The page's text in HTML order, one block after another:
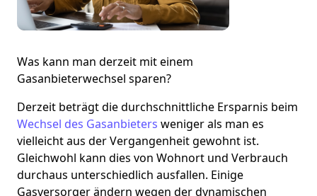
Was kann man derzeit mit einem
Gasanbieterwechsel sparen?
Derzeit beträgt die durchschnittliche Ersparnis beim
Wechsel des Gasanbieters weniger als man es
vielleicht aus der Vergangenheit gewohnt ist.
Gleichwohl kann dies von Wohnort und Verbrauch
durchaus unterschiedlich ausfallen. Einige
Gasversorger ändern wegen der dynamischen